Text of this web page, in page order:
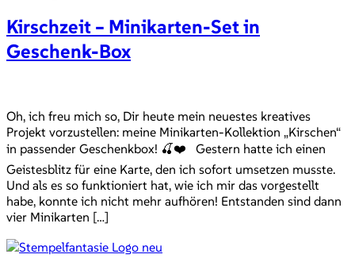
Kirschzeit – Minikarten-Set in
Geschenk-Box
Oh, ich freu mich so, Dir heute mein neuestes kreatives
Projekt vorzustellen: meine Minikarten-Kollektion „Kirschen“
in passender Geschenkbox! 🍒❤️ Gestern hatte ich einen
Geistesblitz für eine Karte, den ich sofort umsetzen musste.
Und als es so funktioniert hat, wie ich mir das vorgestellt
habe, konnte ich nicht mehr aufhören! Entstanden sind dann
vier Minikarten […]